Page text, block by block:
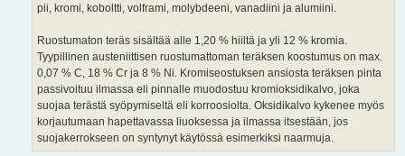
pii, kromi, koboltti, volframi, molybdeeni, vanadiini ja alumiini.
Ruostumaton teräs sisältää alle 1,20 % hiiltä ja yli 12 % kromia.
Tyypillinen austeniittisen ruostumattoman teräksen koostumus on max.
0,07 % C, 18 % Cr ja 8 % Ni. Kromiseostuksen ansiosta teräksen pinta
passivoituu ilmassa eli pinnalle muodostuu kromioksidikalvo, joka
suojaa terästä syöpymiseltä eli korroosiolta. Oksidikalvo kykenee myös
korjautumaan hapettavassa liuoksessa ja ilmassa itsestään, jos
suojakerrokseen on syntynyt käytössä esimerkiksi naarmuja.